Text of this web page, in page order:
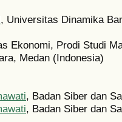
, Universitas Dinamika
Ekonomi, Prodi Studi
Medan (Indonesia)
, Badan Siber dan
, Badan Siber dan